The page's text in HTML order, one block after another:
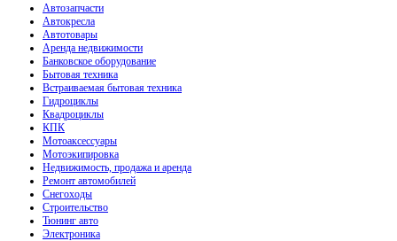
Автозапчасти
Автокресла
Автотовары
Аренда недвижимости
Банковское оборудование
Бытовая техника
Встраиваемая бытовая техника
Гидроциклы
Квадроциклы
КПК
Мотоаксессуары
Мотоэкипировка
Недвижимость, продажа и аренда
Ремонт автомобилей
Снегоходы
Строительство
Тюнинг авто
Электроника